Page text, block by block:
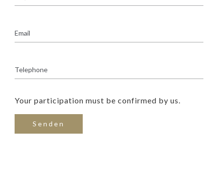
Your participation must be confirmed by us.